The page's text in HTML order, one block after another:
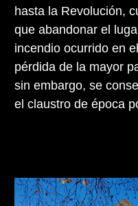
hasta la Revolución,
que abandonar el
incendio ocurrido en
pérdida de la mayor
sin embargo, se
el claustro de época